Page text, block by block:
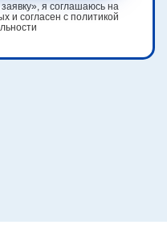
я соглашаюсь на
и согласен с политикой